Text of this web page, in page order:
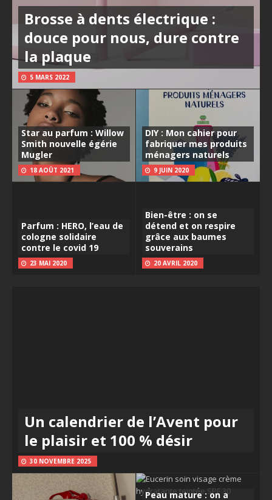
Brosse à dents électrique :
douce pour nous, dure contre
la plaque
5 MARS 2022
Star au parfum : Willow
Smith nouvelle égérie
Mugler
18 AOÛT 2021
DIY : Mon cahier pour
fabriquer mes produits
ménagers naturels
9 JUIN 2020
Parfum : HERO, l’eau de
cologne solidaire
contre le covid 19
23 MAI 2020
Bien-être : on se
détend et on respire
grâce aux baumes
souverains
20 AVRIL 2020
Un calendrier de l’Avent pour
le plaisir et 100 % désir
30 NOVEMBRE 2025
Peau mature : on a